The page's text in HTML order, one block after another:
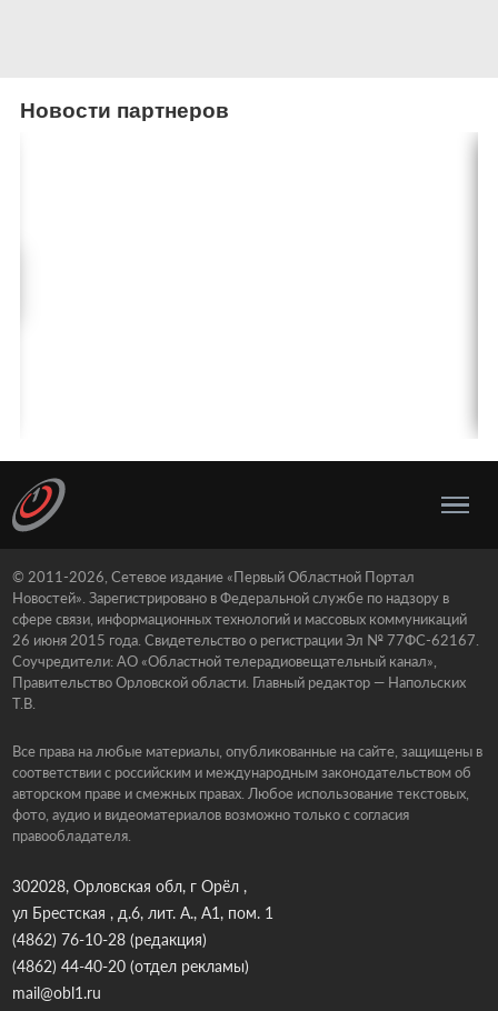
Новости партнеров
© 2011-2026, Сетевое издание «Первый Областной Портал
Новостей». Зарегистрировано в Федеральной службе по надзору в
сфере связи, информационных технологий и массовых коммуникаций
26 июня 2015 года. Свидетельство о регистрации Эл № 77ФС-62167.
Соучредители: АО «Областной телерадиовещательный канал»,
Правительство Орловской области. Главный редактор — Напольских
Т.В.
Все права на любые материалы, опубликованные на сайте, защищены в
соответствии с российским и международным законодательством об
авторском праве и смежных правах. Любое использование текстовых,
фото, аудио и видеоматериалов возможно только с согласия
правообладателя.
302028, Орловская обл, г Орёл ,
ул Брестская , д.6, лит. А., А1, пом. 1
(4862) 76-10-28(редакция)
(4862) 44-40-20(отдел рекламы)
mail@obl1.ru